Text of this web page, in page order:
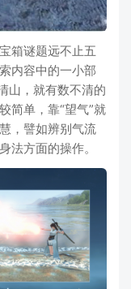
箱谜题远不止五
内容中的一小部
山，就有数不清的
简单，靠“望气”就
，譬如辨别气流
法方面的操作。